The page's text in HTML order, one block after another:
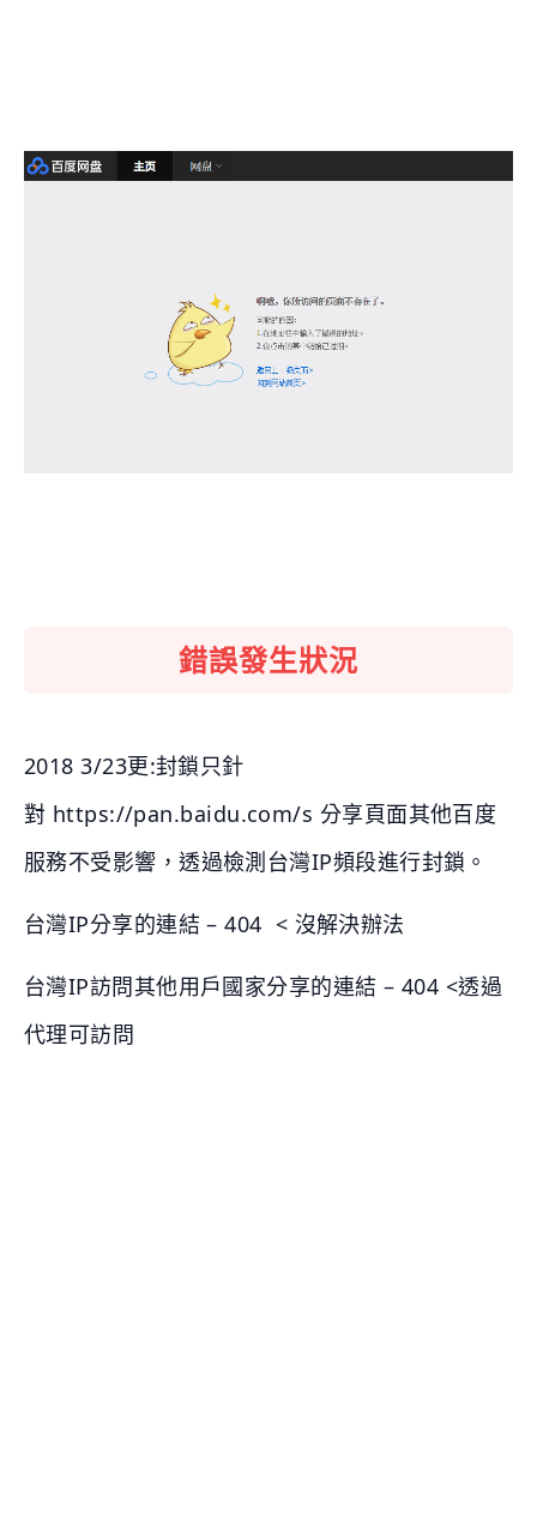
錯誤發生狀況
2018 3/23更:封鎖只針
對 https://pan.baidu.com/s 分享頁面其他百度
服務不受影響，透過檢測台灣IP頻段進行封鎖。
台灣IP分享的連結 – 404 < 沒解決辦法
台灣IP訪問其他用戶國家分享的連結 – 404 <透過
代理可訪問